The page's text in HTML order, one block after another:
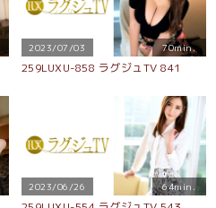
2023/07/03 70min.
259LUXU-858 ラグジュTV 841
2023/06/26 64min.